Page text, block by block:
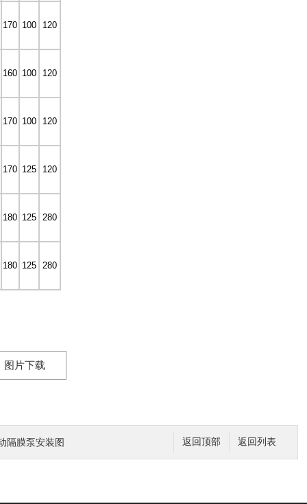
170 100 120
160 100 120
170 100 120
170 125 120
180 125 280
180 125 280
图片下载
返回列表
返回顶部
隔膜泵安装图